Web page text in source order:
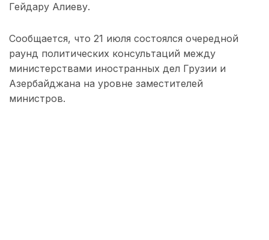
Гейдару Алиеву.
Сообщается, что 21 июля состоялся очередной
раунд политических консультаций между
министерствами иностранных дел Грузии и
Азербайджана на уровне заместителей
министров.